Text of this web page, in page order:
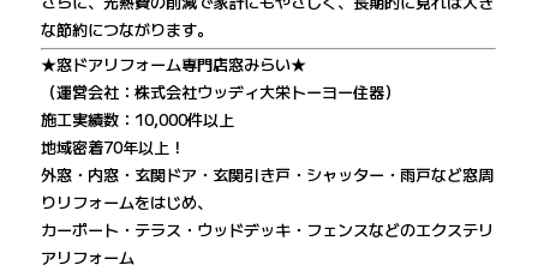
な節約につながります。
★窓ドアリフォーム専門店窓みらい★
（運営会社：株式会社ウッディ大栄トーヨー住器）
施工実績数：10,000件以上
地域密着70年以上！
外窓・内窓・玄関ドア・玄関引き戸・シャッター・雨戸など窓周
りリフォームをはじめ、
カーポート・テラス・ウッドデッキ・フェンスなどのエクステリ
アリフォーム